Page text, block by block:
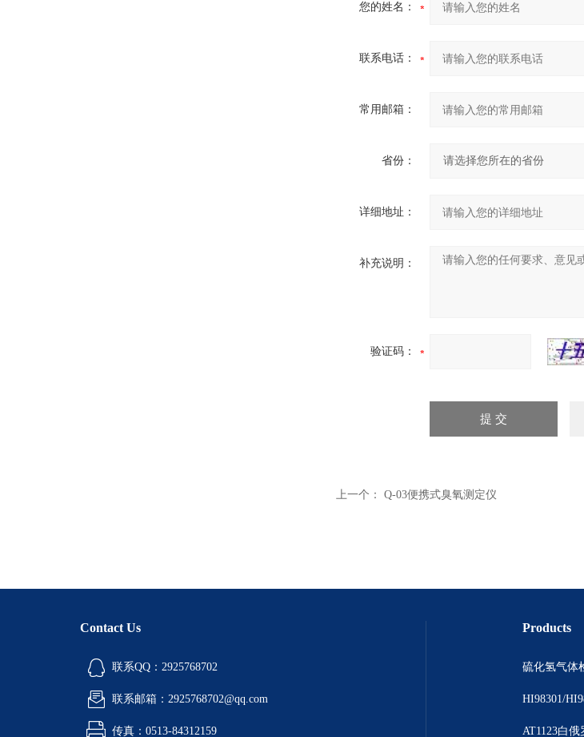
您的姓名：
联系电话：
常用邮箱：
省份：
详细地址：
补充说明：
验证码：
上一个： Q-03便携式臭氧测定仪
Contact Us
联系QQ：2925768702
联系邮箱：2925768702@qq.com
传真：0513-84312159
Products
硫化氢气体